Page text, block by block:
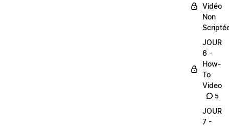
Vidéo
Non
JOUR
6 -
How-
To
Video
5
JOUR
7 -